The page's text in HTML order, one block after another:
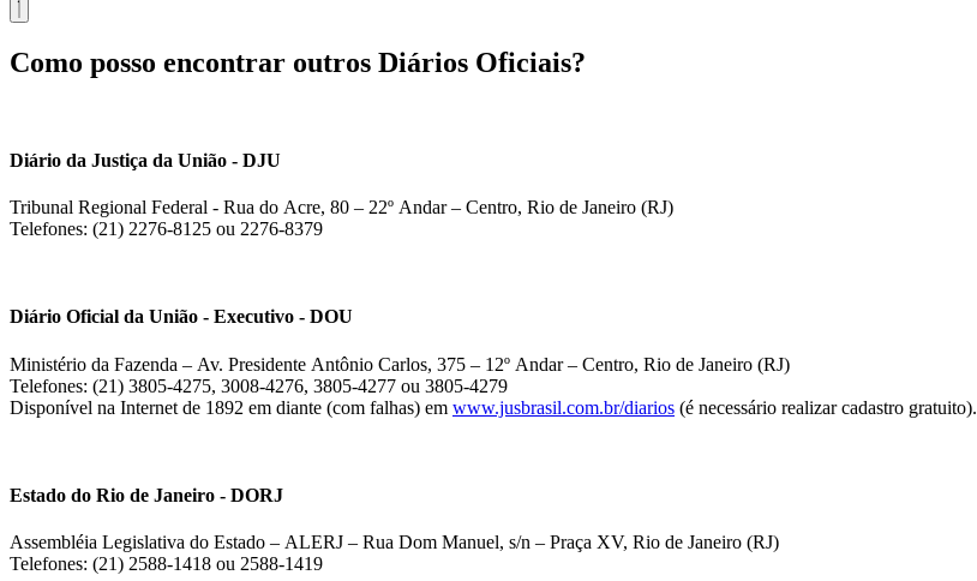
Como posso encontrar outros Diários Oficiais?
Diário da Justiça da União - DJU
Tribunal Regional Federal - Rua do Acre, 80 – 22º Andar – Centro, Rio de Janeiro (RJ)
Telefones: (21) 2276-8125 ou 2276-8379
Diário Oficial da União - Executivo - DOU
Ministério da Fazenda – Av. Presidente Antônio Carlos, 375 – 12º Andar – Centro, Rio de Janeiro (RJ)
Telefones: (21) 3805-4275, 3008-4276, 3805-4277 ou 3805-4279
Disponível na Internet de 1892 em diante (com falhas) em www.jusbrasil.com.br/diarios (é necessário realizar cadastro gratuito).
Estado do Rio de Janeiro - DORJ
Assembléia Legislativa do Estado – ALERJ – Rua Dom Manuel, s/n – Praça XV, Rio de Janeiro (RJ)
Telefones: (21) 2588-1418 ou 2588-1419